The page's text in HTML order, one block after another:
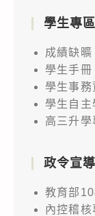
學生專區
成績缺曠
學生手冊
學生事務
學生自主
高三升學
政令宣
教育部
內控稽核